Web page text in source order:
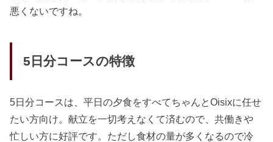
悪くないですね。
5日分コースの特徴
5日分コースは、平日の夕食をすべてちゃんとOisixに任せ
たい方向け。献立を一切考えなくて済むので、共働きや
忙しい方に好評です。ただし食材の量が多くなるので冷